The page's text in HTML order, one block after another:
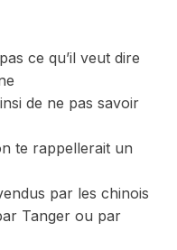
ce qu’il veut dire
de ne pas savoir
te rappellerait un
par les chinois
Tanger ou par